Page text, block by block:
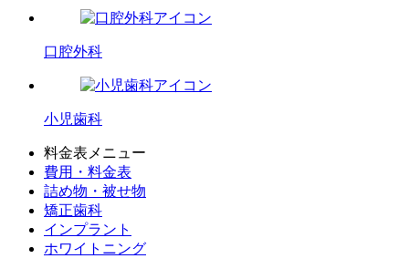
口腔外科
小児歯科
料金表メニュー
費用・料金表
詰め物・被せ物
矯正歯科
インプラント
ホワイトニング